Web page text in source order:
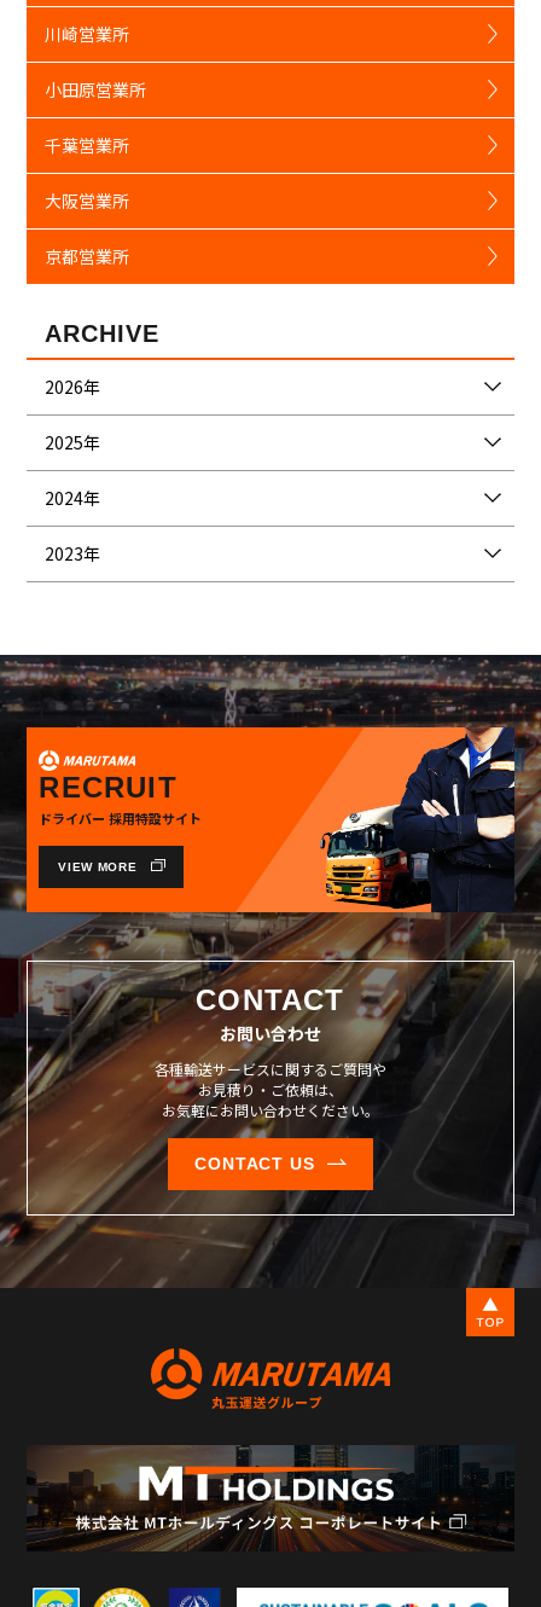
川崎営業所
小田原営業所
千葉営業所
大阪営業所
京都営業所
ARCHIVE
2026年
2025年
2024年
2023年
RECRUIT
ドライバー 採用特設サイト
VIEW MORE
CONTACT
お問い合わせ
各種輸送サービスに関するご質問や
お見積り・ご依頼は、
お気軽にお問い合わせください。
CONTACT US